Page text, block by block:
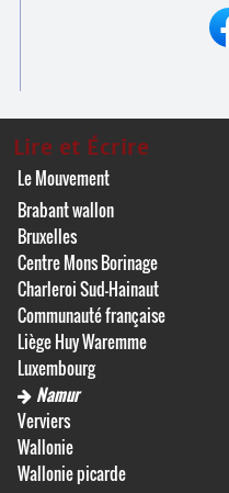
Lire et Écrire
Le Mouvement
Brabant wallon
Bruxelles
Centre Mons Borinage
Charleroi Sud-Hainaut
Communauté française
Liège Huy Waremme
Luxembourg
Namur
Verviers
Wallonie
Wallonie picarde